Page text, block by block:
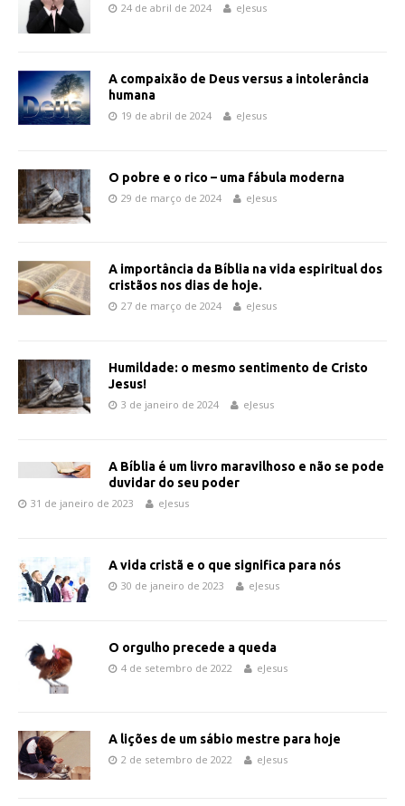
24 de abril de 2024 eJesus
A compaixão de Deus versus a intolerância
humana
19 de abril de 2024 eJesus
O pobre e o rico – uma fábula moderna
29 de março de 2024 eJesus
A importância da Bíblia na vida espiritual dos
cristãos nos dias de hoje.
27 de março de 2024 eJesus
Humildade: o mesmo sentimento de Cristo
Jesus!
3 de janeiro de 2024 eJesus
A Bíblia é um livro maravilhoso e não se pode
duvidar do seu poder
31 de janeiro de 2023 eJesus
A vida cristã e o que significa para nós
30 de janeiro de 2023 eJesus
O orgulho precede a queda
4 de setembro de 2022 eJesus
A lições de um sábio mestre para hoje
2 de setembro de 2022 eJesus